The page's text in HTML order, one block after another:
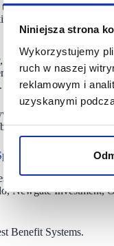
Niniejsza strona
Wykorzystujemy
ruch w naszej
reklamowym i
uzyskanymi
na Stadionie
Tym razem udział
które znają SCF od lat.
Podczas tej
się w czasie
Apcoa, Benefit
Newgate Investment,
Benefit Systems.